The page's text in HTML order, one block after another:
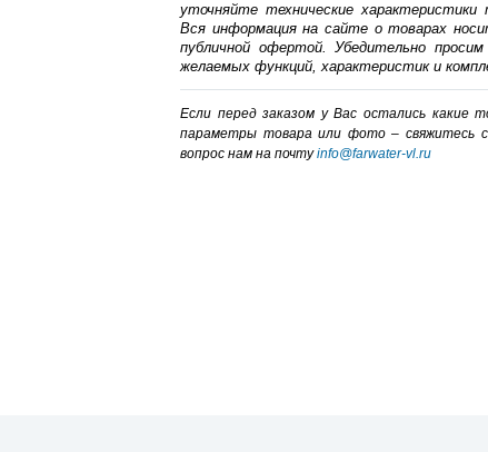
уточняйте технические
Вся информация на сайте о товарах
публичной офертой. Убедительно
желаемых функций, характеристик и
Если перед заказом у Вас остались какие
параметры товара или фото – cвяжитесь
вопрос нам на почтуinfo@farwater-vl.ru